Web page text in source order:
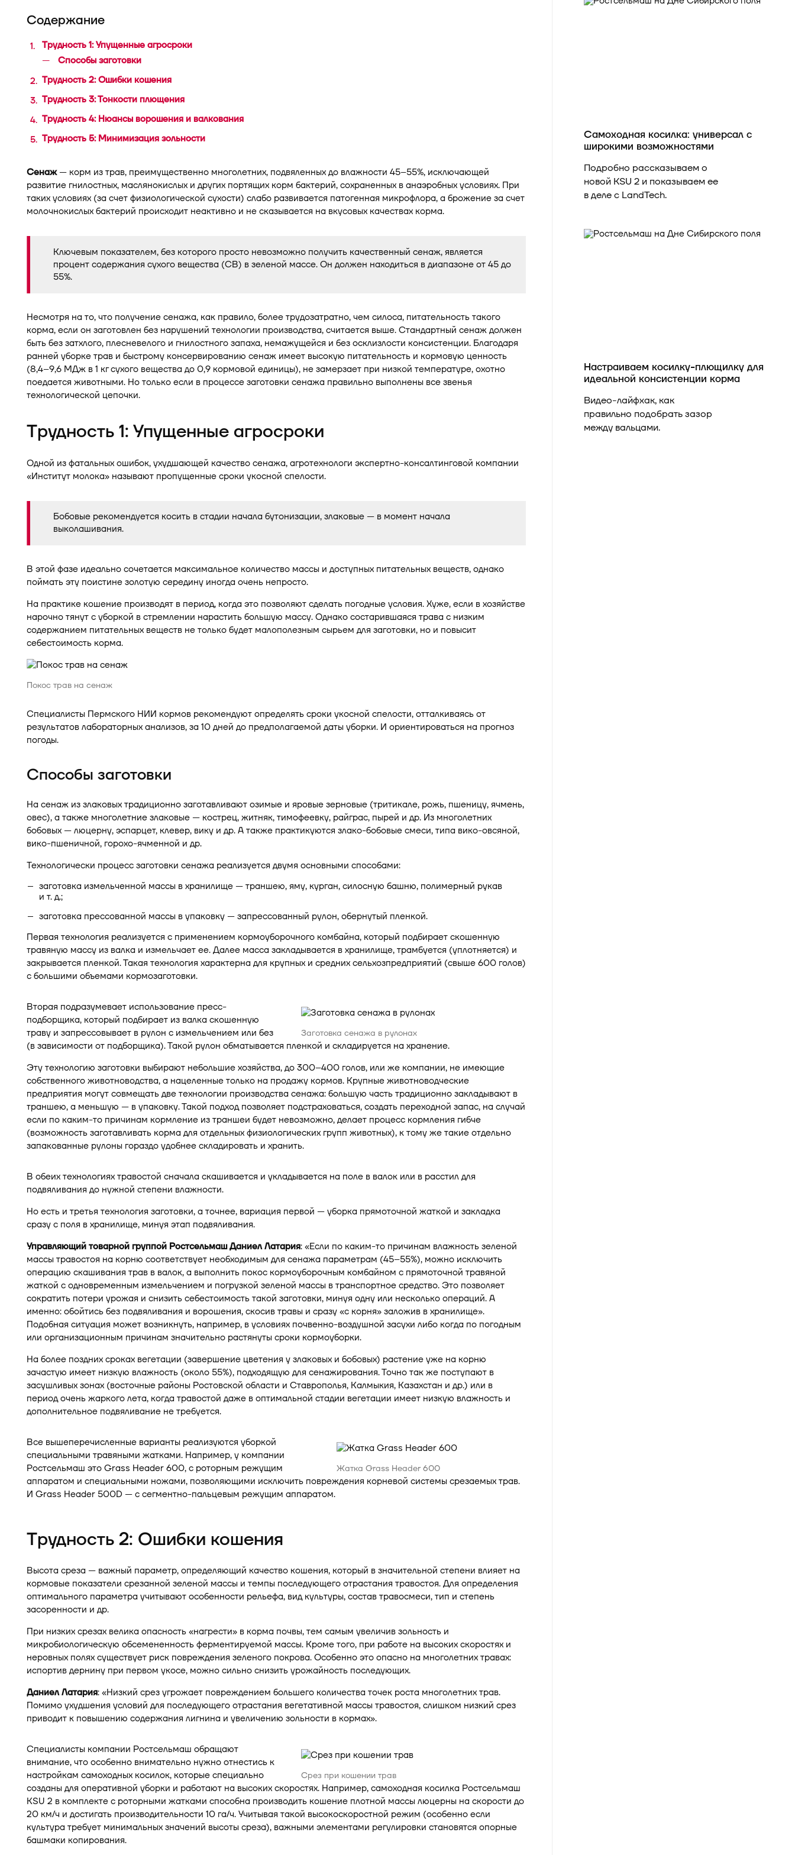
Аксайский р-н, х.
Содержание
Трудность 1: Упущенные агросроки
Способы заготовки
Трудность 2: Ошибки кошения
Трудность 3: Тонкости плющения
Трудность 4: Нюансы ворошения и валкования
Трудность 5: Минимизация зольности
Сенаж— корм из трав, преимущественно многолетних, подвяленных до влажности 45–55%, исключающей
развитие гнилостных, маслянокислых и других портящих корм бактерий, сохраненных в анаэробных условиях. При
таких условиях (за счет физиологической сухости) слабо развивается патогенная микрофлора, а брожение за счет
молочнокислых бактерий происходит неактивно и не сказывается на вкусовых качествах корма.
Ключевым показателем, без которого просто невозможно получить качественный сенаж, является
процент содержания сухого вещества (СВ) в зеленой массе. Он должен находиться в диапазоне от 45 до
55%.
Несмотря на то, что получение сенажа, как правило, более трудозатратно, чем силоса, питательность такого
корма, если он заготовлен без нарушений технологии производства, считается выше. Стандартный сенаж должен
быть без затхлого, плесневелого и гнилостного запаха, немажущейся и без осклизлости консистенции. Благодаря
ранней уборке трав и быстрому консервированию сенаж имеет высокую питательность и кормовую ценность
(8,4–9,6 МДж в 1 кг сухого вещества до 0,9 кормовой единицы), не замерзает при низкой температуре, охотно
поедается животными. Но только если в процессе заготовки сенажа правильно выполнены все звенья
технологической цепочки.
Трудность 1: Упущенные агросроки
Одной из фатальных ошибок, ухудшающей качество сенажа, агротехнологи экспертно-консалтинговой компании
«Институт молока» называют пропущенные сроки укосной спелости.
Бобовые рекомендуется косить в стадии начала бутонизации, злаковые — в момент начала
выколашивания.
В этой фазе идеально сочетается максимальное количество массы и доступных питательных веществ, однако
поймать эту поистине золотую середину иногда очень непросто.
На практике кошение производят в период, когда это позволяют сделать погодные условия. Хуже, если в хозяйстве
нарочно тянут с уборкой в стремлении нарастить большую массу. Однако состарившаяся трава с низким
содержанием питательных веществ не только будет малополезным сырьем для заготовки, но и повысит
себестоимость корма.
Покос трав на сенаж
Специалисты Пермского НИИ кормов рекомендуют определять сроки укосной спелости, отталкиваясь от
результатов лабораторных анализов, за 10 дней до предполагаемой даты уборки. И ориентироваться на прогноз
погоды.
Способы заготовки
На сенаж из злаковых традиционно заготавливают озимые и яровые зерновые (тритикале, рожь, пшеницу, ячмень,
овес), а также многолетние злаковые — кострец, житняк, тимофеевку, райграс, пырей и др. Из многолетних
бобовых — люцерну, эспарцет, клевер, вику и др. А также практикуются злако-бобовые смеси, типа вико-овсяной,
вико-пшеничной, горохо-ячменной и др.
Технологически процесс заготовки сенажа реализуется двумя основными способами:
заготовка измельченной массы в хранилище — траншею, яму, курган, силосную башню, полимерный рукав
и т. д.;
заготовка прессованной массы в упаковку — запрессованный рулон, обернутый пленкой.
Первая технология реализуется с применением кормоуборочного комбайна, который подбирает скошенную
травяную массу из валка и измельчает ее. Далее масса закладывается в хранилище, трамбуется (уплотняется) и
закрывается пленкой. Такая технология характерна для крупных и средних сельхозпредприятий (свыше 600 голов)
с большими объемами кормозаготовки.
Заготовка сенажа в рулонах
Вторая подразумевает использование пресс-
подборщика, который подбирает из валка скошенную
траву и запрессовывает в рулон с измельчением или без
(в зависимости от подборщика). Такой рулон обматывается пленкой и складируется на хранение.
Эту технологию заготовки выбирают небольшие хозяйства, до 300–400 голов, или же компании, не имеющие
собственного животноводства, а нацеленные только на продажу кормов. Крупные животноводческие
предприятия могут совмещать две технологии производства сенажа: большую часть традиционно закладывают в
траншею, а меньшую — в упаковку. Такой подход позволяет подстраховаться, создать переходной запас, на случай
если по каким-то причинам кормление из траншеи будет невозможно, делает процесс кормления гибче
(возможность заготавливать корма для отдельных физиологических групп животных), к тому же такие отдельно
запакованные рулоны гораздо удобнее складировать и хранить.
В обеих технологиях травостой сначала скашивается и укладывается на поле в валок или в расстил для
подвяливания до нужной степени влажности.
Но есть и третья технология заготовки, а точнее, вариация первой — уборка прямоточной жаткой и закладка
сразу с поля в хранилище, минуя этап подвяливания.
Управляющий товарной группой РостсельмашДаниел Латария: «Если по каким-то причинам влажность зеленой
массы травостоя на корню соответствует необходимым для сенажа параметрам (45–55%), можно исключить
операцию скашивания трав в валок, а выполнить покос кормоуборочным комбайном с прямоточной травяной
жаткой с одновременным измельчением и погрузкой зеленой массы в транспортное средство. Это позволяет
сократить потери урожая и снизить себестоимость такой заготовки, минуя одну или несколько операций. А
именно: обойтись без подвяливания и ворошения, скосив травы и сразу «с корня» заложив в хранилище».
Подобная ситуация может возникнуть, например, в условиях почвенно-воздушной засухи либо когда по погодным
или организационным причинам значительно растянуты сроки кормоуборки.
На более поздних сроках вегетации (завершение цветения у злаковых и бобовых) растение уже на корню
зачастую имеет низкую влажность (около 55%), подходящую для сенажирования. Точно так же поступают в
засушливых зонах (восточные районы Ростовской области и Ставрополья, Калмыкия, Казахстан и др.) или в
период очень жаркого лета, когда травостой даже в оптимальной стадии вегетации имеет низкую влажность и
дополнительное подвяливание не требуется.
Жатка Grass Header 600
Все вышеперечисленные варианты реализуются уборкой
специальными травяными жатками. Например, у компании
Ростсельмаш это Grass Header 600, с роторным режущим
аппаратом и специальными ножами, позволяющими исключить повреждения корневой системы срезаемых трав.
И Grass Header 500D — с сегментно-пальцевым режущим аппаратом.
Трудность 2: Ошибки кошения
Высота среза — важный параметр, определяющий качество кошения, который в значительной степени влияет на
кормовые показатели срезанной зеленой массы и темпы последующего отрастания травостоя. Для определения
оптимального параметра учитывают особенности рельефа, вид культуры, состав травосмеси, тип и степень
засоренности и др.
При низких срезах велика опасность «нагрести» в корма почвы, тем самым увеличив зольность и
микробиологическую обсемененность ферментируемой массы. Кроме того, при работе на высоких скоростях и
неровных полях существует риск повреждения зеленого покрова. Особенно это опасно на многолетних травах:
испортив дернину при первом укосе, можно сильно снизить урожайность последующих.
Даниел Латария: «Низкий срез угрожает повреждением большего количества точек роста многолетних трав.
Помимо ухудшения условий для последующего отрастания вегетативной массы травостоя, слишком низкий срез
приводит к повышению содержания лигнина и увеличению зольности в кормах».
Срез при кошении трав
Специалисты компании Ростсельмаш обращают
внимание, что особенно внимательно нужно отнестись к
настройкам самоходных косилок, которые специально
созданы для оперативной уборки и работают на высоких скоростях. Например, самоходная косилка Ростсельмаш
KSU 2 в комплекте с роторными жатками способна производить кошение плотной массы люцерны на скорости до
20 км/ч и достигать производительности 10 га/ч. Учитывая такой высокоскоростной режим (особенно если
культура требует минимальных значений высоты среза), важными элементами регулировки становятся опорные
башмаки копирования.
Самоходная косилка: универсал с
широкими возможностями
Подробно рассказываем о
новой KSU 2 и показываем ее
в деле с LandTech.
Настраиваем косилку-плющилку для
идеальной консистенции корма
Видео-лайфхак, как
правильно подобрать зазор
между вальцами.